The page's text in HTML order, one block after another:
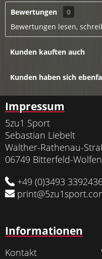
Bewertungen
0
Bewertungen lesen,
Kunden kauften auch
Kunden haben sich
Impressum
5zu1 Sport
Sebastian Liebelt
Walther-Rathenau-
06749 Bitterfeld-
+49 (0)3493
Informationen
Kontakt